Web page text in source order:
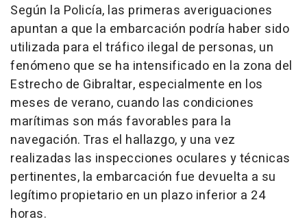
Según la Policía, las primeras averiguaciones
apuntan a que la embarcación podría haber sido
utilizada para el tráfico ilegal de personas, un
fenómeno que se ha intensificado en la zona del
Estrecho de Gibraltar, especialmente en los
meses de verano, cuando las condiciones
marítimas son más favorables para la
navegación. Tras el hallazgo, y una vez
realizadas las inspecciones oculares y técnicas
pertinentes, la embarcación fue devuelta a su
legítimo propietario en un plazo inferior a 24
horas.